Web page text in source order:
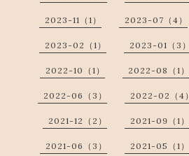
2023-11（1） 2023-07（4）
2023-02（1） 2023-01（3）
2022-10（1） 2022-08（1）
2022-06（3） 2022-02（4）
2021-12（2） 2021-09（1）
2021-06（3） 2021-05（1）